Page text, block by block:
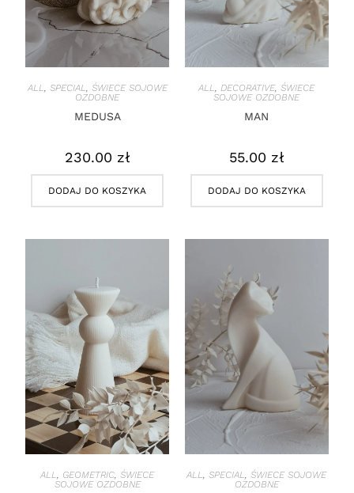
ALL, SPECIAL, ŚWIECE SOJOWE
OZDOBNE
MEDUSA
230.00 zł
DODAJ DO KOSZYKA
ALL,DECORATIVE,ŚWIECE
SOJOWE OZDOBNE
MAN
55.00 zł
DODAJ DO KOSZYKA
ALL, GEOMETRIC,ŚWIECE
SOJOWE OZDOBNE
ALL,SPECIAL,ŚWIECE SOJOWE
OZDOBNE